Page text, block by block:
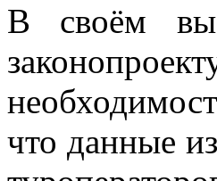
В своём
что данные